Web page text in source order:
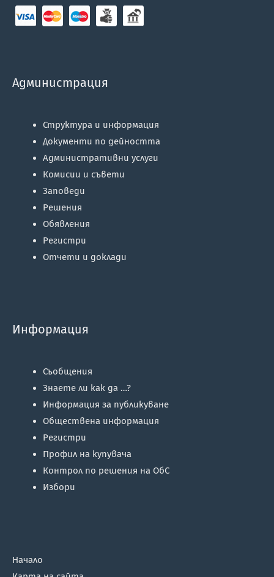
Администрация
Структура и информация
Документи по дейността
Административни услуги
Комисии и съвети
Заповеди
Решения
Обявления
Регистри
Отчети и доклади
Информация
Съобщения
Знаете ли как да …?
Информация за публикуване
Обществена информация
Регистри
Профил на купувача
Контрол по решения на ОбС
Избори
Начало